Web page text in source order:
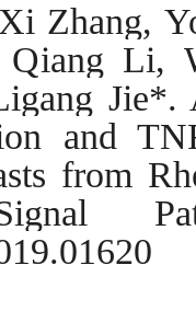
Zhang,
Qiang Li,
Jie*.
and
from